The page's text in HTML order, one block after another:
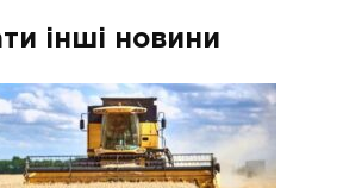
інші новини